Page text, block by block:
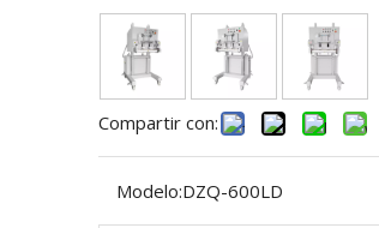
Compartir con:
Modelo:DZQ-600LD